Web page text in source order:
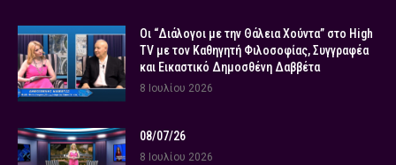
Οι “Διάλογοι με την Θάλεια Χούντα” στο High
TV με τον Καθηγητή Φιλοσοφίας, Συγγραφέα
και Εικαστικό Δημοσθένη Δαββέτα
8 Ιουλίου 2026
08/07/26
8 Ιουλίου 2026